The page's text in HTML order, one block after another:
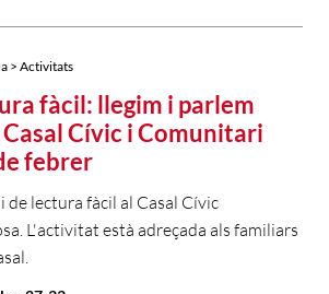
> Activitats
fàcil: llegim i parlem
Cívic i Comunitari
febrer
de lectura fàcil al Casal Cívic
L'activitat està adreçada als familiars